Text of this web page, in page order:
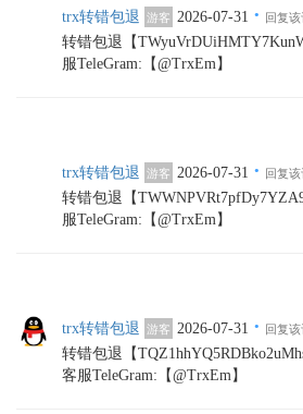
trx转错包退 游客 2026-07-31 · 回复
转错包退【
服TeleGram:【@TrxEm】
trx转错包退 游客 2026-07-31 · 回复
转错包退【
服TeleGram:【@TrxEm】
trx转错包退 游客 2026-07-31 · 回复
转错包退【
客服TeleGram:【@TrxEm】